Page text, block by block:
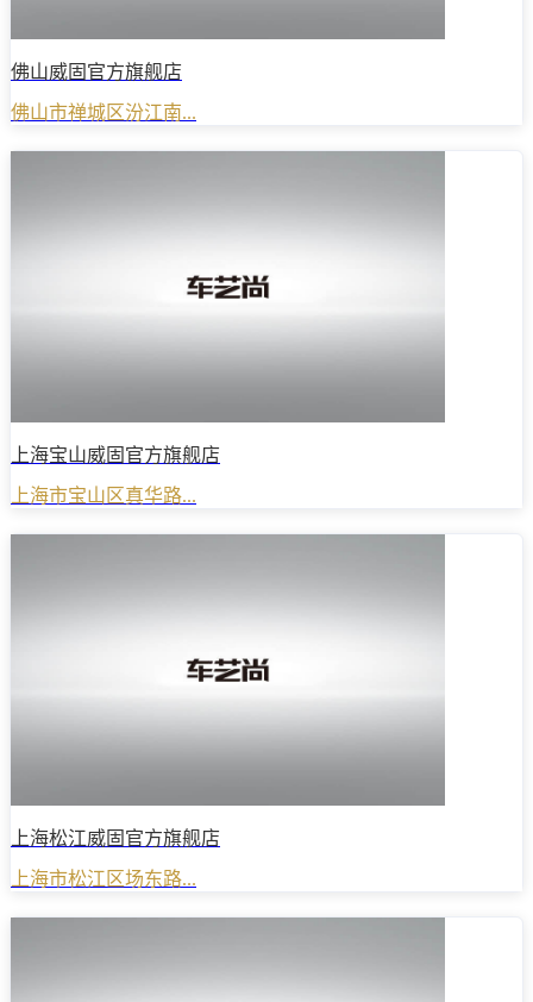
佛山威固官方旗舰店
佛山市禅城区汾江南...
上海宝山威固官方旗舰店
上海市宝山区真华路...
上海松江威固官方旗舰店
上海市松江区场东路...